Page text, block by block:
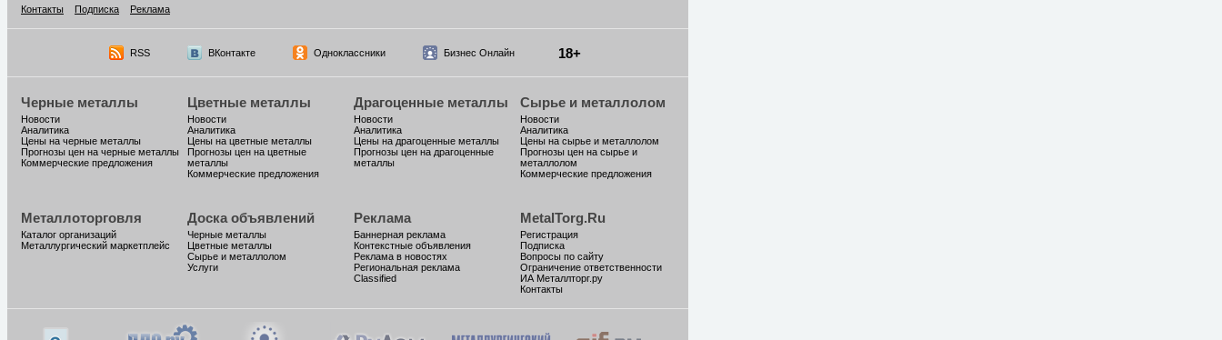
Контакты
Подписка Реклама
RSS ВКонтакте Одноклассники Бизнес Онлайн 18+
Черные металлы
Новости
Аналитика
Цены на черные металлы
Прогнозы цен на черные металлы
Коммерческие предложения
Цветные металлы
Новости
Аналитика
Цены на цветные металлы
Прогнозы цен на цветные
металлы
Коммерческие предложения
Драгоценные металлы
Новости
Аналитика
Цены на драгоценные металлы
Прогнозы цен на драгоценные
металлы
Сырье и металлолом
Новости
Аналитика
Цены на сырье и металлолом
Прогнозы цен на сырье и
металлолом
Коммерческие предложения
Металлоторговля
Каталог организаций
Металлургический маркетплейс
Доска объявлений
Черные металлы
Цветные металлы
Сырье и металлолом
Услуги
Реклама
Баннерная реклама
Контекстные объявления
Реклама в новостях
Региональная реклама
Classified
MetalTorg.Ru
Регистрация
Подписка
Вопросы по сайту
Ограничение ответственности
ИА Металлторг.ру
Контакты